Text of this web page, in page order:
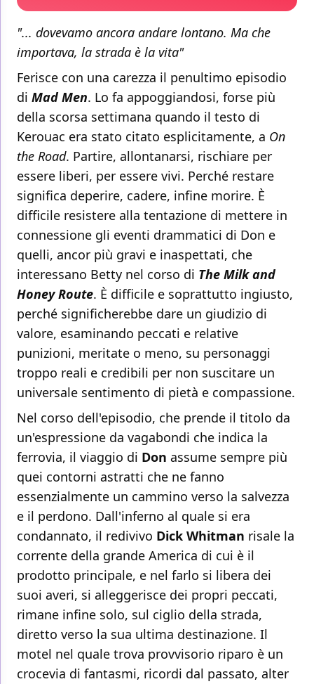
"... dovevamo ancora andare lontano. Ma che
importava, la strada è la vita"
Ferisce con una carezza il penultimo episodio
di Mad Men. Lo fa appoggiandosi, forse più
della scorsa settimana quando il testo di
Kerouac era stato citato esplicitamente, a On
the Road. Partire, allontanarsi, rischiare per
essere liberi, per essere vivi. Perché restare
significa deperire, cadere, infine morire. È
difficile resistere alla tentazione di mettere in
connessione gli eventi drammatici di Don e
quelli, ancor più gravi e inaspettati, che
interessano Betty nel corso di The Milk and
Honey Route. È difficile e soprattutto ingiusto,
perché significherebbe dare un giudizio di
valore, esaminando peccati e relative
punizioni, meritate o meno, su personaggi
troppo reali e credibili per non suscitare un
universale sentimento di pietà e compassione.
Nel corso dell'episodio, che prende il titolo da
un'espressione da vagabondi che indica la
ferrovia, il viaggio di Don assume sempre più
quei contorni astratti che ne fanno
essenzialmente un cammino verso la salvezza
e il perdono. Dall'inferno al quale si era
condannato, il redivivo Dick Whitman risale la
corrente della grande America di cui è il
prodotto principale, e nel farlo si libera dei
suoi averi, si alleggerisce dei propri peccati,
rimane infine solo, sul ciglio della strada,
diretto verso la sua ultima destinazione. Il
motel nel quale trova provvisorio riparo è un
crocevia di fantasmi, ricordi dal passato, alter